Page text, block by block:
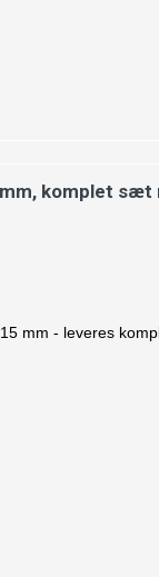
komplet sæt
mm - leveres